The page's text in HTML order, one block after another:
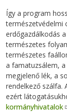
Így a program
természetvédelmi
erdőgazdálkodás
természetes
természetes
a famatuzsálem,
megjelenő lék, a
rendelkező
ezért
kormányhivatalok